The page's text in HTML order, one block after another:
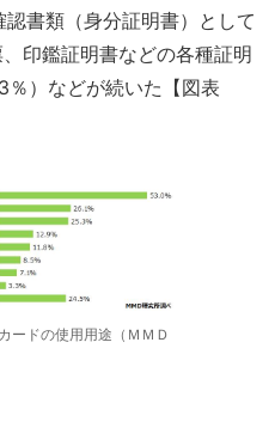
書類（身分証明書）として
印鑑証明書などの各種証明
）などが続いた【図表
ードの使用用途（ＭＭＤ